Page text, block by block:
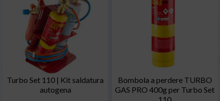
Turbo Set 110 | Kit saldatura
autogena
Bombola a perdere TURBO
GAS PRO 400g per Turbo Set